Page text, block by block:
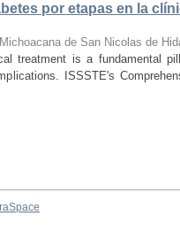
por etapas en la
de San Nicolas de
treatment is a fundamental
ISSSTE's